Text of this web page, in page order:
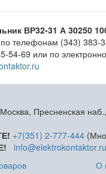
ВР32-31 А 30250
телефонам (343) 383-
54-69 или по
Пресненская
+7(351) 2-777-444
info@elektrokontaktor.ru
О